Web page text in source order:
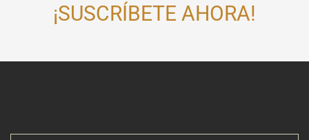
¡SUSCRÍBETE AHORA!